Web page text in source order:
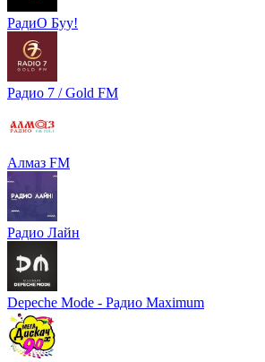
РадиО Буу!
Радио 7 / Gold FM
Алмаз FM
Радио Лайн
Depeche Mode - Радио Maximum